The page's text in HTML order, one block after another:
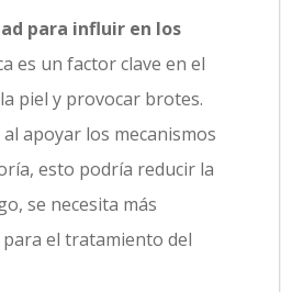
para influir en los
es un factor clave en el
piel y provocar brotes.
apoyar los mecanismos
esto podría reducir la
se necesita más
el tratamiento del